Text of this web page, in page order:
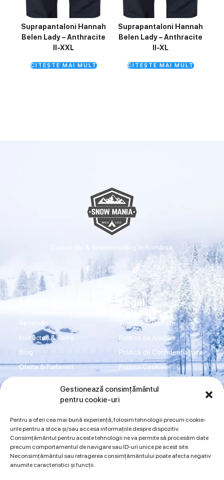
Gestionează consimțământul
pentru cookie-uri
Pentru a oferi cea mai bună experiență, folosim tehnologii precum cookie-
urile pentru a stoca și/sau accesa informațiile despre dispozitiv.
Consimțământul pentru aceste tehnologii ne va permite să procesăm date
precum comportamentul de navigare sau ID-uri unice pe acest site.
Neconsimțământul sau retragerea consimțământului poate afecta negativ
anumite caracteristici și funcții.
Suprapantaloni Hannah
Belen Lady – Anthracite
II-XXL
CITEȘTE MAI MULT
Suprapantaloni Hannah
Belen Lady – Anthracite
II-XL
CITEȘTE MAI MULT
Cursuri Ski & Snowboarding în România.
Rezervări
Instructori & Tarife
Blog
Oferte & Parteneri
Legal
Termeni & Condiții
Politica de Anulare
Politica de Confidențialitate
Politica Cookies
Imprint
Sună acum
0734942997